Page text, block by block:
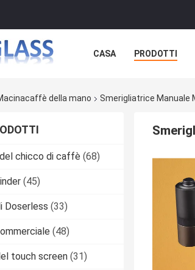
CASA PRODOTTI
della mano Smerigliatrice Manuale
chicco di caffè (68)
(45)
Doserless (33)
(48)
touch screen (31)